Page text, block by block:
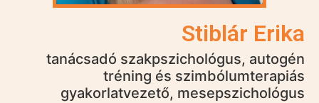
Stiblár Erika
tanácsadó szakpszichológus, autogén
tréning és szimbólumterapiás
gyakorlatvezető, mesepszichológus